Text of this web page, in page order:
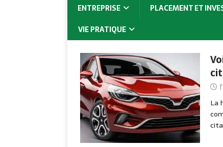
ENTREPRISE PLACEMENT ET
VIE PRATIQUE
La